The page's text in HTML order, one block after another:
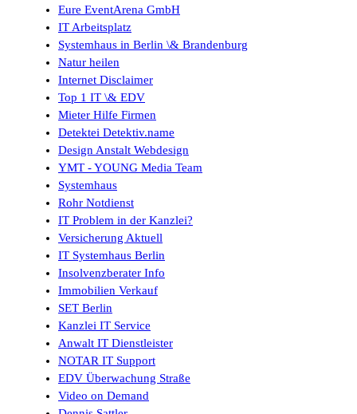
Eure EventArena GmbH
IT Arbeitsplatz
Systemhaus in Berlin \& Brandenburg
Natur heilen
Internet Disclaimer
Top 1 IT \& EDV
Mieter Hilfe Firmen
Detektei Detektiv.name
Design Anstalt Webdesign
YMT - YOUNG Media Team
Systemhaus
Rohr Notdienst
IT Problem in der Kanzlei?
Versicherung Aktuell
IT Systemhaus Berlin
Insolvenzberater Info
Immobilien Verkauf
SET Berlin
Kanzlei IT Service
Anwalt IT Dienstleister
NOTAR IT Support
EDV Überwachung Straße
Video on Demand